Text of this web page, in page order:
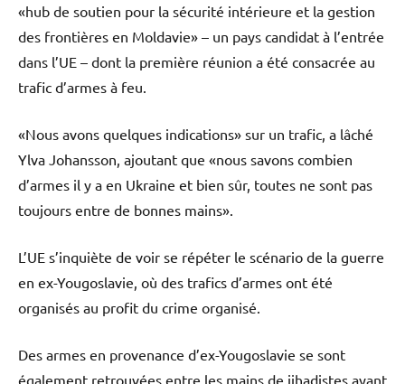
«hub de soutien pour la sécurité intérieure et la gestion
des frontières en Moldavie» – un pays candidat à l’entrée
dans l’UE – dont la première réunion a été consacrée au
trafic d’armes à feu.
«Nous avons quelques indications» sur un trafic, a lâché
Ylva Johansson, ajoutant que «nous savons combien
d’armes il y a en Ukraine et bien sûr, toutes ne sont pas
toujours entre de bonnes mains».
L’UE s’inquiète de voir se répéter le scénario de la guerre
en ex-Yougoslavie, où des trafics d’armes ont été
organisés au profit du crime organisé.
Des armes en provenance d’ex-Yougoslavie se sont
également retrouvées entre les mains de jihadistes ayant